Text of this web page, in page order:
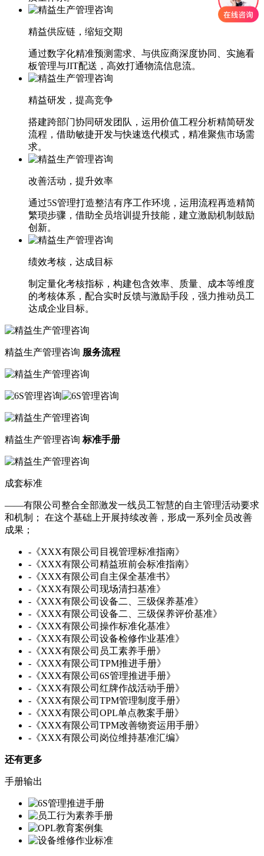
精益供应链，缩短交期
通过数字化精准预测需求、与供应商深度协同、实施看
板管理与JIT配送，高效打通物流信息流。
精益研发，提高竞争
搭建跨部门协同研发团队，运用价值工程分析精简研发
流程，借助敏捷开发与快速迭代模式，精准聚焦市场需
求。
改善活动，提升效率
通过5S管理打造整洁有序工作环境，运用流程再造精简
繁琐步骤，借助全员培训提升技能，建立激励机制鼓励
创新。
绩效考核，达成目标
制定量化考核指标，构建包含效率、质量、成本等维度
的考核体系，配合实时反馈与激励手段，强力推动员工
达成企业目标。
精益生产管理咨询 服务流程
精益生产管理咨询 标准手册
成套标准
——有限公司整合全部激发一线员工智慧的自主管理活动要求
和机制； 在这个基础上开展持续改善，形成一系列全员改善
成果；
-《XXX有限公司目视管理标准指南》
-《XXX有限公司精益班前会标准指南》
-《XXX有限公司自主保全基准书》
-《XXX有限公司现场清扫基准》
-《XXX有限公司设备二、三级保养基准》
-《XXX有限公司设备二、三级保养评价基准》
-《XXX有限公司操作标准化基准》
-《XXX有限公司设备检修作业基准》
-《XXX有限公司员工素养手册》
-《XXX有限公司TPM推进手册》
-《XXX有限公司6S管理推进手册》
-《XXX有限公司红牌作战活动手册》
-《XXX有限公司TPM管理制度手册》
-《XXX有限公司OPL单点教案手册》
-《XXX有限公司TPM改善物资运用手册》
-《XXX有限公司岗位维持基准汇编》
还有更多
手册输出